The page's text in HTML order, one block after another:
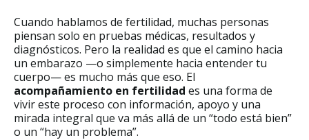
Cuando hablamos de fertilidad, muchas personas
piensan solo en pruebas médicas, resultados y
diagnósticos. Pero la realidad es que el camino hacia
un embarazo —o simplemente hacia entender tu
cuerpo— es mucho más que eso. El
acompañamiento en fertilidad es una forma de
vivir este proceso con información, apoyo y una
mirada integral que va más allá de un “todo está bien”
o un “hay un problema”.